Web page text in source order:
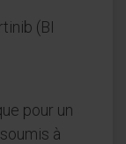
(BI
pour un
à